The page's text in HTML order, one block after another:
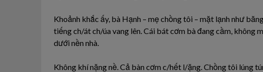
Khoảnh khắc ấy, bà Hạnh – mẹ chồng tôi – mặt lạnh như
tiếng ch/át ch/úa vang lên. Cái bát cơm bà đang cầm,
dưới nền nhà.
Không khí nặng nề. Cả bàn cơm c/hết l/ặng. Chồng tôi lúng